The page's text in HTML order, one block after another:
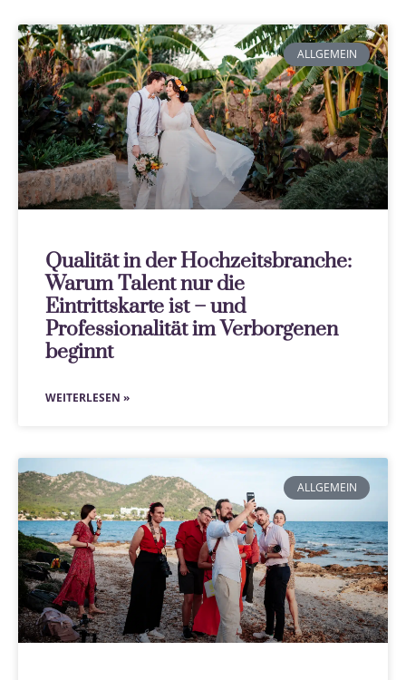
ALLGEMEIN
Qualität in der Hochzeitsbranche:
Warum Talent nur die
Eintrittskarte ist – und
Professionalität im Verborgenen
beginnt
WEITERLESEN »
ALLGEMEIN